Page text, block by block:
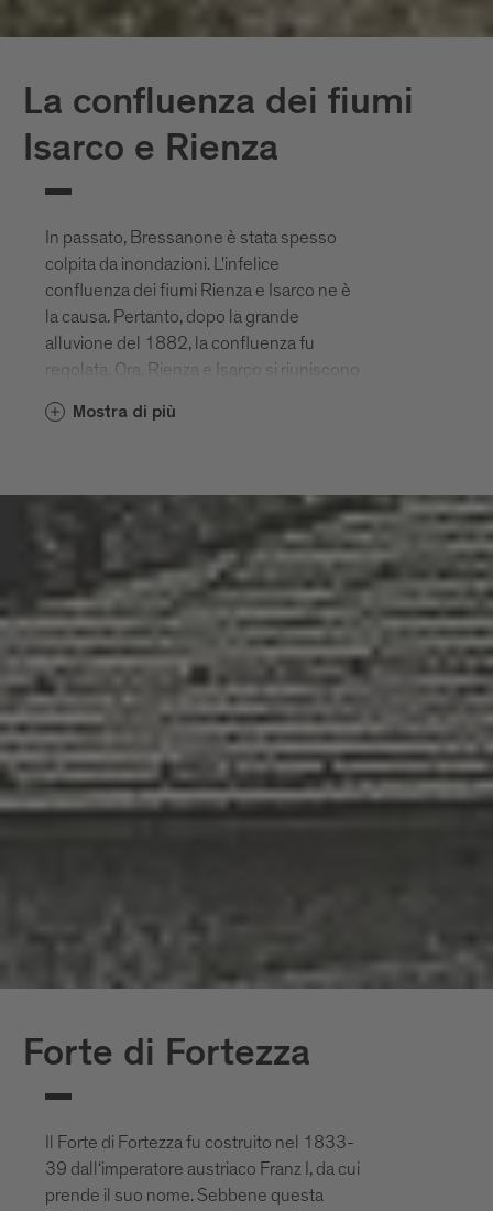
La confluenza dei fiumi
Isarco e Rienza
In passato, Bressanone è stata spesso
colpita da inondazioni. L'infelice
confluenza dei fiumi Rienza e Isarco ne è
la causa. Pertanto, dopo la grande
alluvione del 1882, la confluenza fu
regolata. Ora, Rienza e Isarco si riuniscono
che sono stati creati nel quadro della
dell'acqua per Bressanone, la confluenza
all'annuale Water Light Festival di maggio.
Mostra di più
Forte di Fortezza
Il Forte di Fortezza fu costruito nel 1833-
39 dall‘imperatore austriaco Franz I, da cui
prende il suo nome. Sebbene questa